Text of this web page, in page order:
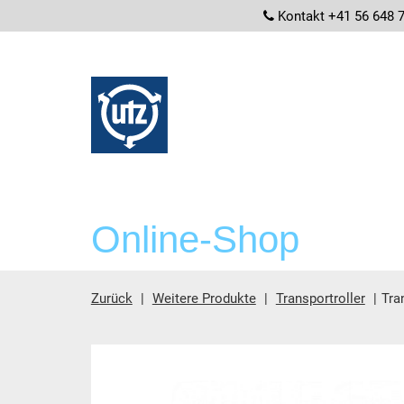
Kontakt +41 56 648
Online-Shop
Zurück Weitere Produkte Transportroller